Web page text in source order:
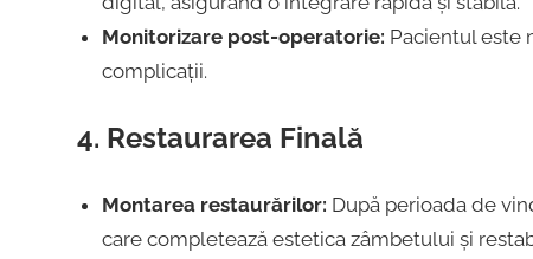
Monitorizare post-operatorie: Pacientul este
complicații.
4. Restaurarea Finală
Montarea restaurărilor: După perioada de
care completează estetica zâmbetului și